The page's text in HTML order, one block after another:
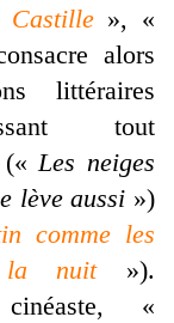
Castille», «
alors
littéraires
tout
(«Les neiges
lève aussi »)
comme les
la nuit»).
«